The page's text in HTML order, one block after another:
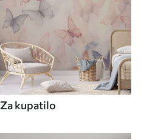
Za kupatilo